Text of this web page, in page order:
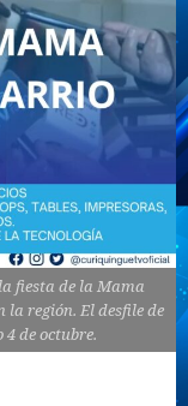
fiesta de la Mama
región. El desfile de
de octubre.